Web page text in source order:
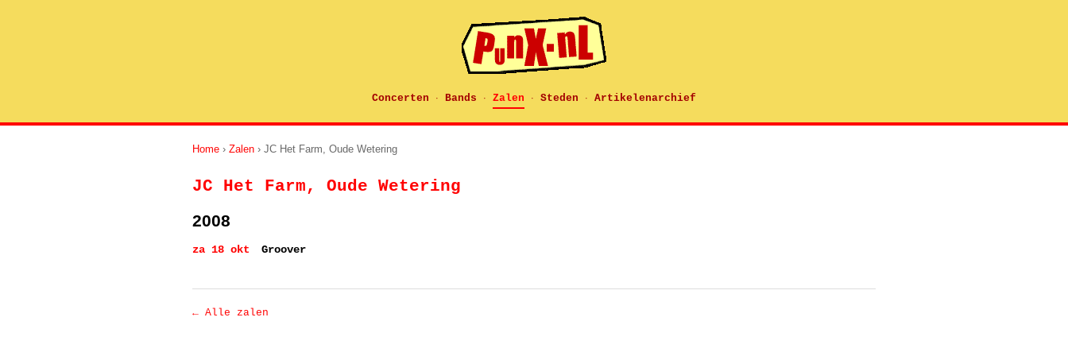
Concerten · Bands · Zalen · Steden · Artikelenarchief
Home › Zalen › JC Het Farm, Oude Wetering
JC Het Farm, Oude Wetering
2008
za 18 okt Groover
← Alle zalen